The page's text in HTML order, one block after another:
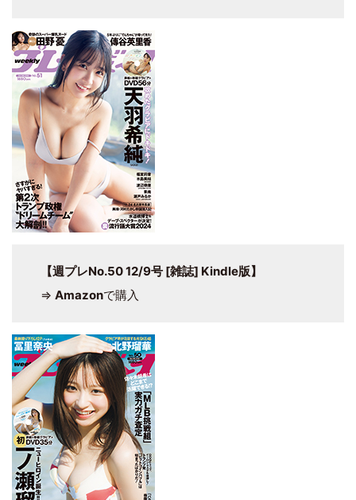
【週プレNo.50 12/9号 [雑誌] Kindle版】
⇒ Amazonで購入